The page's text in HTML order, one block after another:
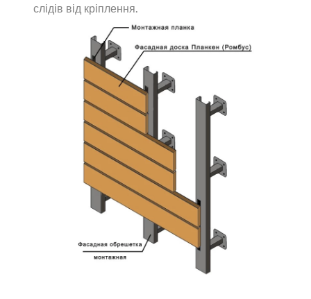
слідів від кріплення.